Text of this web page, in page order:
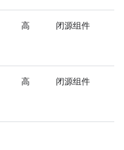
高 闭源组件
高 闭源组件